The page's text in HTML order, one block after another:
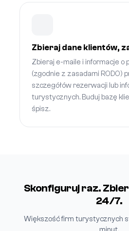
Zbieraj dane klientów,
Zbieraj e-maile i informacje o
(zgodnie z zasadami RODO)
szczegółów rezerwacji lub
turystycznych. Buduj bazę
śpisz.
Skonfiguruj raz.
24/7.
Większość firm turystycznych